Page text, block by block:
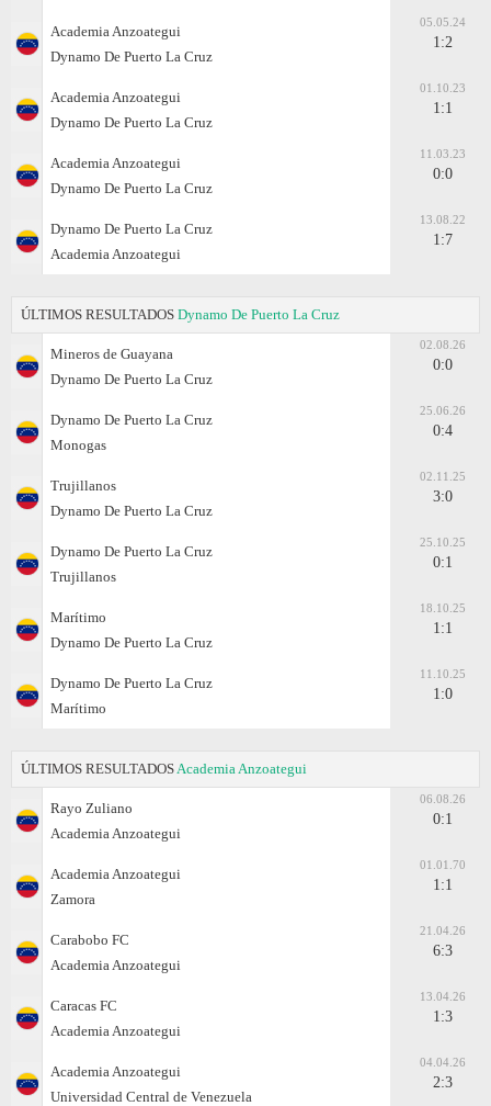
Academia Anzoategui
Dynamo De Puerto La Cruz
05.05.24
1:2
Academia Anzoategui
Dynamo De Puerto La Cruz
01.10.23
1:1
Academia Anzoategui
Dynamo De Puerto La Cruz
11.03.23
0:0
Dynamo De Puerto La Cruz
Academia Anzoategui
13.08.22
1:7
ÚLTIMOS RESULTADOS Dynamo De Puerto La Cruz
Mineros de Guayana
Dynamo De Puerto La Cruz
02.08.26
0:0
Dynamo De Puerto La Cruz
Monogas
25.06.26
0:4
Trujillanos
Dynamo De Puerto La Cruz
02.11.25
3:0
Dynamo De Puerto La Cruz
Trujillanos
25.10.25
0:1
Marítimo
Dynamo De Puerto La Cruz
18.10.25
1:1
Dynamo De Puerto La Cruz
Marítimo
11.10.25
1:0
ÚLTIMOS RESULTADOS Academia Anzoategui
Rayo Zuliano
Academia Anzoategui
06.08.26
0:1
Academia Anzoategui
Zamora
01.01.70
1:1
Carabobo FC
Academia Anzoategui
21.04.26
6:3
Caracas FC
Academia Anzoategui
13.04.26
1:3
Academia Anzoategui
Universidad Central de Venezuela
04.04.26
2:3